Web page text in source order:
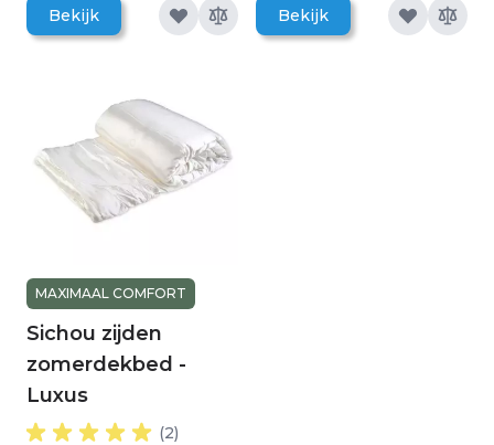
Bekijk Bekijk
MAXIMAAL COMFORT
Sichou zijden
zomerdekbed -
Luxus
(2)